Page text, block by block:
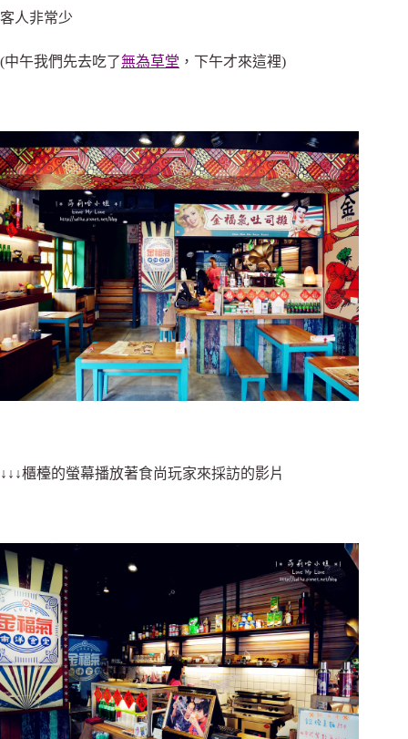
客人非常少
(中午我們先去吃了無為草堂 ，下午才來這裡)
↓↓↓櫃檯的螢幕播放著食尚玩家來採訪的影片